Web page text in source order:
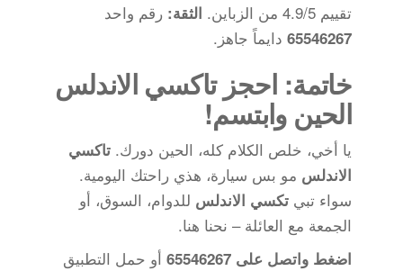
تقييم 4.9/5 من الزباين. الثقة: رقم واحد
65546267دايماً جاهز.
خاتمة: احجز تاكسي الاندلس
الحين وابتسم!
يا أخي، خلص الكلام كله، الحين دورك. تاكسي
الاندلس مو بس سيارة، هذي راحتك اليومية.
سواء تبي تكسي الاندلس للدوام، السوق، أو
الجمعة مع العائلة – نحنا هنا.
اضغط واتصل على 65546267 أو حمل التطبيق